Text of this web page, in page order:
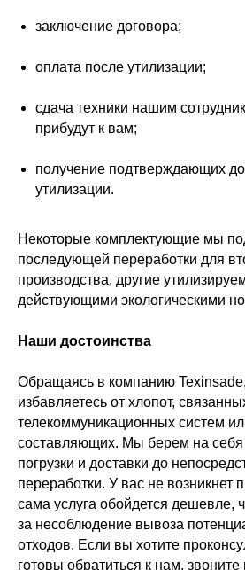
заключение договора;
оплата после утилизации;
сдача техники нашим
прибудут к вам;
получение подтверждающих
утилизации.
Некоторые комплектующие мы
последующей переработки для
производства, другие
действующими экологическими
Наши достоинства
Обращаясь в компанию
избавляетесь от хлопот,
телекоммуникационных систем
составляющих. Мы берем на себя
погрузки и доставки до
переработки. У вас не возникнет
сама услуга обойдется дешевле,
за несоблюдение вывоза
отходов. Если вы хотите
готовы обратиться к нам,